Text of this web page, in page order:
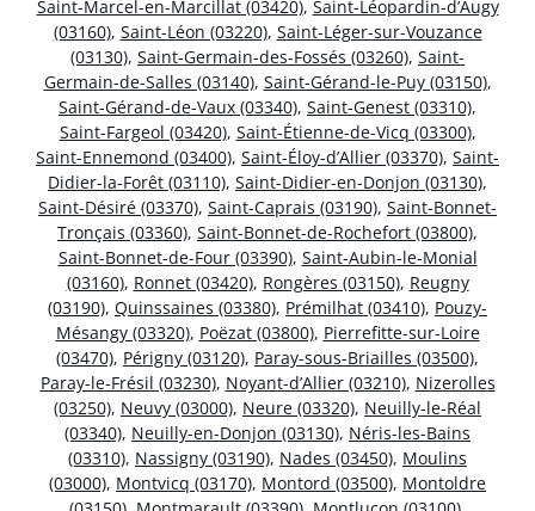
Saint-Marcel-en-Marcillat (03420), Saint-Léopardin-d’Augy
(03160), Saint-Léon (03220), Saint-Léger-sur-Vouzance
(03130), Saint-Germain-des-Fossés (03260), Saint-
Germain-de-Salles (03140), Saint-Gérand-le-Puy (03150),
Saint-Gérand-de-Vaux (03340), Saint-Genest (03310),
Saint-Fargeol (03420), Saint-Étienne-de-Vicq (03300),
Saint-Ennemond (03400), Saint-Éloy-d’Allier (03370), Saint-
Didier-la-Forêt (03110), Saint-Didier-en-Donjon (03130),
Saint-Désiré (03370), Saint-Caprais (03190), Saint-Bonnet-
Tronçais (03360), Saint-Bonnet-de-Rochefort (03800),
Saint-Bonnet-de-Four (03390), Saint-Aubin-le-Monial
(03160), Ronnet (03420), Rongères (03150), Reugny
(03190), Quinssaines (03380), Prémilhat (03410), Pouzy-
Mésangy (03320), Poëzat (03800), Pierrefitte-sur-Loire
(03470), Périgny (03120), Paray-sous-Briailles (03500),
Paray-le-Frésil (03230), Noyant-d’Allier (03210), Nizerolles
(03250), Neuvy (03000), Neure (03320), Neuilly-le-Réal
(03340), Neuilly-en-Donjon (03130), Néris-les-Bains
(03310), Nassigny (03190), Nades (03450), Moulins
(03000), Montvicq (03170), Montord (03500), Montoldre